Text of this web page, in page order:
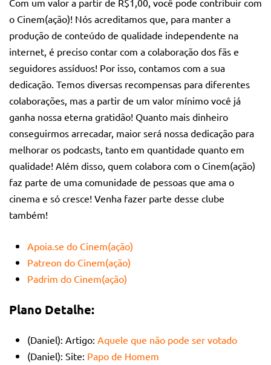
o Cinem(ação)! Nós acreditamos que, para manter a
produção de conteúdo de qualidade independente na
internet, é preciso contar com a colaboração dos fãs e
seguidores assíduos! Por isso, contamos com a sua
dedicação. Temos diversas recompensas para diferentes
colaborações, mas a partir de um valor mínimo você já
ganha nossa eterna gratidão! Quanto mais dinheiro
conseguirmos arrecadar, maior será nossa dedicação para
melhorar os podcasts, tanto em quantidade quanto em
qualidade! Além disso, quem colabora com o Cinem(ação)
faz parte de uma comunidade de pessoas que ama o
cinema e só cresce! Venha fazer parte desse clube
também!
Apoia.se do Cinem(ação)
Patreon do Cinem(ação)
Padrim do Cinem(ação)
Plano Detalhe:
(Daniel): Artigo: Aquele que não pode ser votado
(Daniel): Site: Papo de Homem